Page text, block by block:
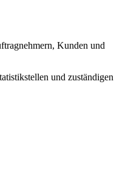
Kunden und
und zuständigen